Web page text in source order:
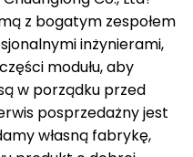
z bogatym zespołem
inżynierami,
modułu, aby
w porządku przed
posprzedażny jest
własną fabrykę,